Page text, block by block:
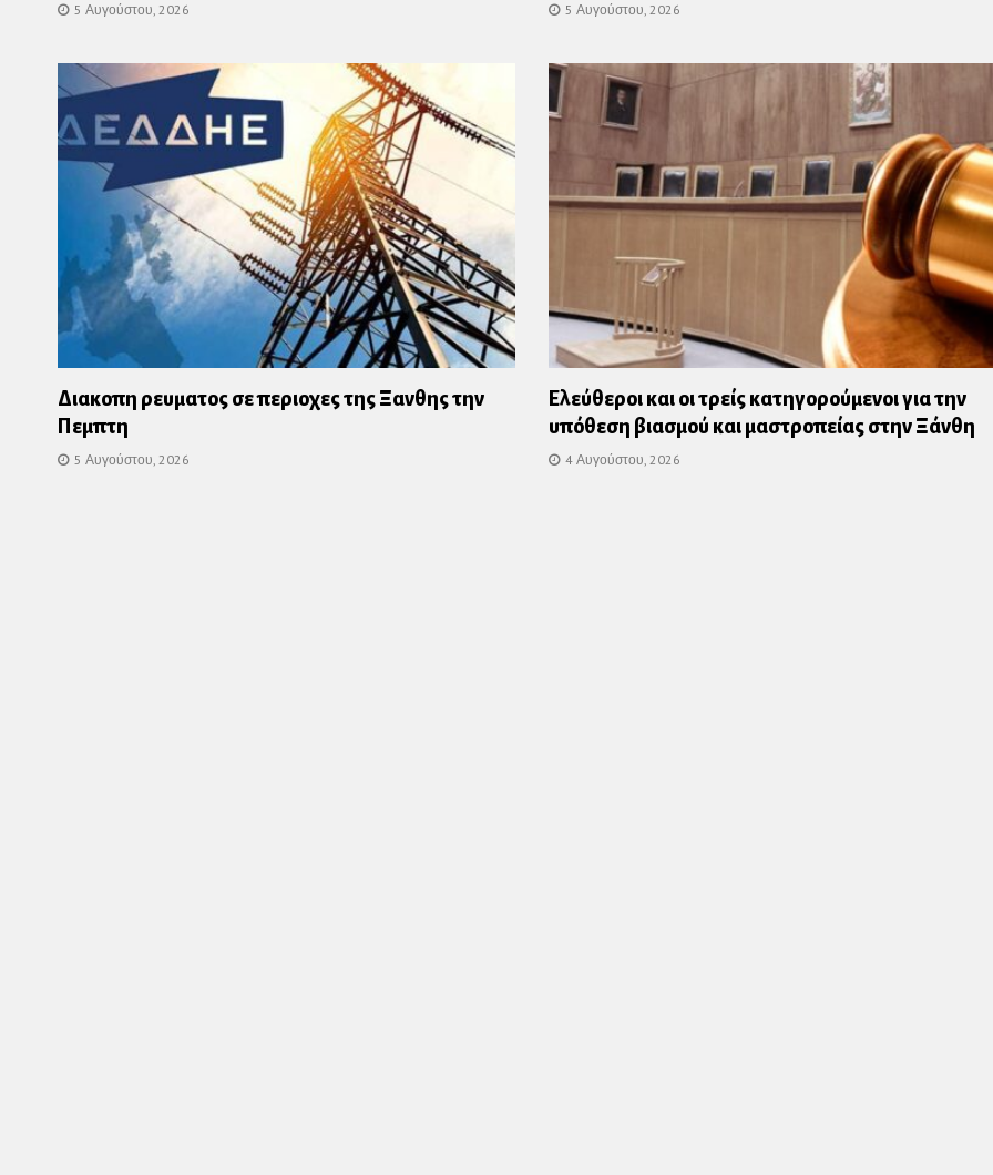
5 Αυγούστου, 2026 5 Αυγούστου, 2026
Διακοπη ρευματος σε περιοχες της Ξανθης την
Πεμπτη
5 Αυγούστου, 2026
Ελεύθεροι και οι τρείς κατηγορούμενοι για την
υπόθεση βιασμού και μαστροπείας στην Ξάνθη
4 Αυγούστου, 2026